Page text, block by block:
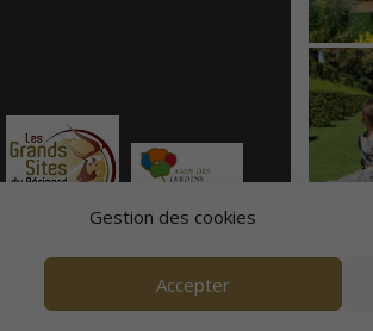
Gestion des cookies
Accepter